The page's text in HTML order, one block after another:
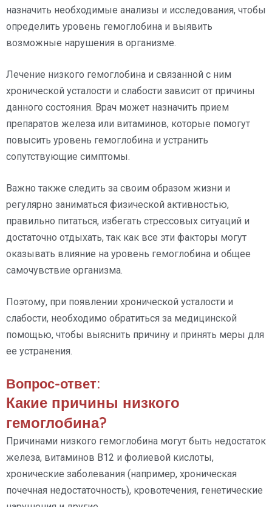
назначить необходимые анализы и исследования, чтобы
определить уровень гемоглобина и выявить
возможные нарушения в организме.
Лечение низкого гемоглобина и связанной с ним
хронической усталости и слабости зависит от причины
данного состояния. Врач может назначить прием
препаратов железа или витаминов, которые помогут
повысить уровень гемоглобина и устранить
сопутствующие симптомы.
Важно также следить за своим образом жизни и
регулярно заниматься физической активностью,
правильно питаться, избегать стрессовых ситуаций и
достаточно отдыхать, так как все эти факторы могут
оказывать влияние на уровень гемоглобина и общее
самочувствие организма.
Поэтому, при появлении хронической усталости и
слабости, необходимо обратиться за медицинской
помощью, чтобы выяснить причину и принять меры для
ее устранения.
Вопрос-ответ:
Какие причины низкого
гемоглобина?
Причинами низкого гемоглобина могут быть недостаток
железа, витаминов В12 и фолиевой кислоты,
хронические заболевания (например, хроническая
почечная недостаточность), кровотечения, генетические